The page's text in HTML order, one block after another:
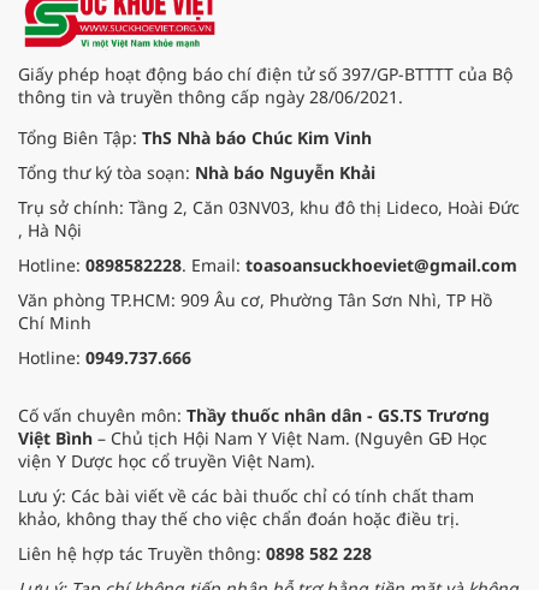
tâm.
Giấy phép hoạt động báo chí điện tử số 397/GP-BTTTT của Bộ
thông tin và truyền thông cấp ngày 28/06/2021.
Tổng Biên Tập: ThS Nhà báo Chúc Kim Vinh
Tổng thư ký tòa soạn: Nhà báo Nguyễn Khải
Trụ sở chính: Tầng 2, Căn 03NV03, khu đô thị Lideco, Hoài Đức
, Hà Nội
Hotline: 0898582228. Email: toasoansuckhoeviet@gmail.com
Văn phòng TP.HCM: 909 Âu cơ, Phường Tân Sơn Nhì, TP Hồ
Chí Minh
Hotline: 0949.737.666
Cố vấn chuyên môn: Thầy thuốc nhân dân - GS.TS Trương
Việt Bình – Chủ tịch Hội Nam Y Việt Nam. (Nguyên GĐ Học
viện Y Dược học cổ truyền Việt Nam).
Lưu ý: Các bài viết về các bài thuốc chỉ có tính chất tham
khảo, không thay thế cho việc chẩn đoán hoặc điều trị.
Liên hệ hợp tác Truyền thông: 0898 582 228